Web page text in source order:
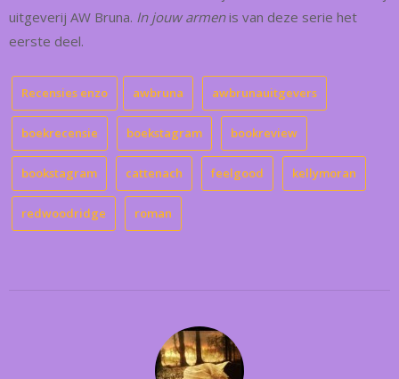
uitgeverij AW Bruna. In jouw armenis van deze serie het
eerste deel.
Recensies enzo awbruna awbrunauitgevers
boekrecensie boekstagram bookreview
bookstagram cattenach feelgood kellymoran
redwoodridge roman